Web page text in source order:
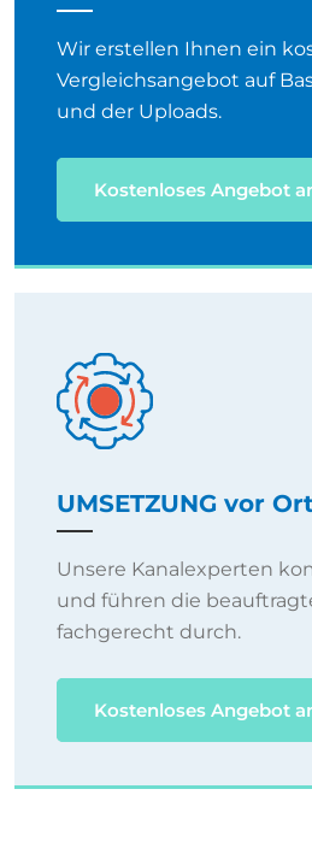
Wir erstellen Ihnen ein
Vergleichsangebot auf
und der Uploads.
Kostenloses Angebot
UMSETZUNG vor
Unsere Kanalexperten
und führen die
fachgerecht durch.
Kostenloses Angebot